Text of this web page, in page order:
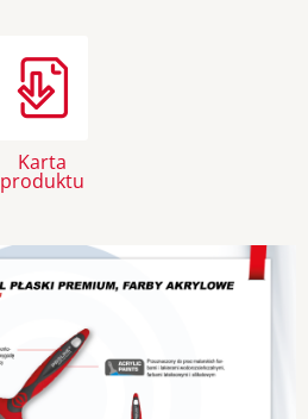
Karta
produktu